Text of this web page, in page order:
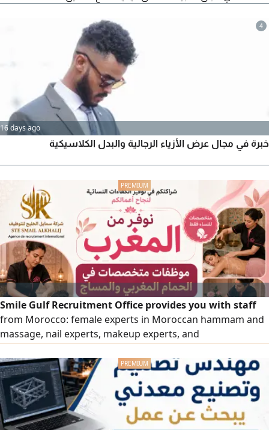
4
16 days ago
خبرة في مجال عرض الأزياء الرجالية والبدل الكلاسيكية
Smile Gulf Recruitment Office provides you with staff
from Morocco: female experts in Moroccan hammam and
massage, nail experts, makeup experts, and
center workers, with high efficiency. To place an order,
please contact us via our numbers.